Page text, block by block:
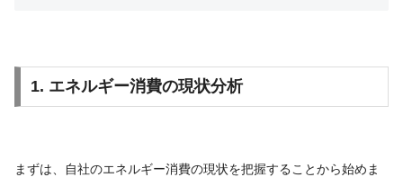
1. エネルギー消費の現状分析
まずは、自社のエネルギー消費の現状を把握することから始めま